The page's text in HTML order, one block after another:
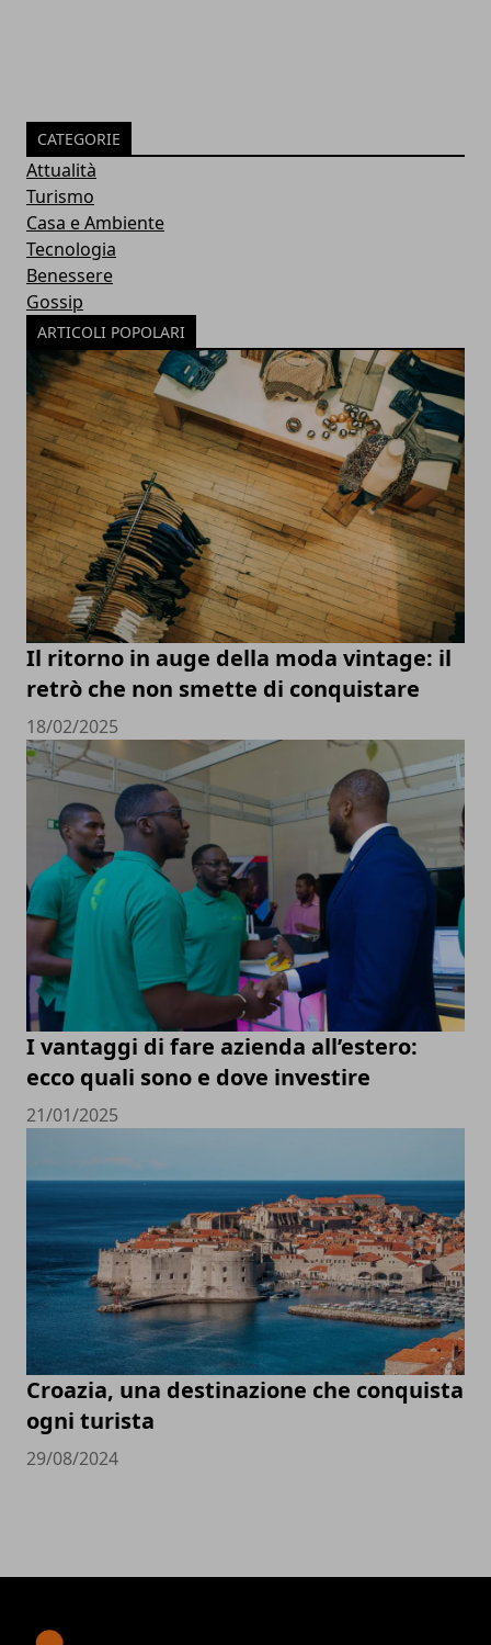
CATEGORIE
Attualità
Turismo
Casa e Ambiente
Tecnologia
Benessere
Gossip
ARTICOLI POPOLARI
Il ritorno in auge della moda vintage: il
retrò che non smette di conquistare
18/02/2025
I vantaggi di fare azienda all’estero:
ecco quali sono e dove investire
21/01/2025
Croazia, una destinazione che conquista
ogni turista
29/08/2024